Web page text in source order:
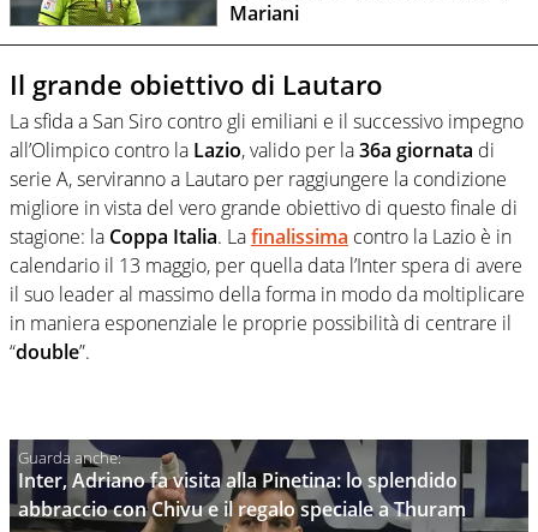
Mariani
Il grande obiettivo di Lautaro
La sfida a San Siro contro gli emiliani e il successivo impegno
all’Olimpico contro la Lazio, valido per la36a giornata di
serie A, serviranno a Lautaro per raggiungere la condizione
migliore in vista del vero grande obiettivo di questo finale di
stagione: la Coppa Italia. Lafinalissima contro la Lazio è in
calendario il 13 maggio, per quella data l’Inter spera di avere
il suo leader al massimo della forma in modo da moltiplicare
in maniera esponenziale le proprie possibilità di centrare il
“double”.
Inter, Adriano fa visita alla Pinetina: lo splendido
abbraccio con Chivu e il regalo speciale a Thuram